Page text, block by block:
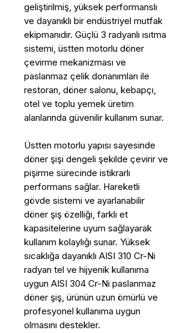
geliştirilmiş, yüksek performanslı
ve dayanıklı bir endüstriyel mutfak
ekipmanıdır. Güçlü 3 radyanlı ısıtma
sistemi, üstten motorlu döner
çevirme mekanizması ve
paslanmaz çelik donanımları ile
restoran, döner salonu, kebapçı,
otel ve toplu yemek üretim
alanlarında güvenilir kullanım sunar.
Üstten motorlu yapısı sayesinde
döner şişi dengeli şekilde çevirir ve
pişirme sürecinde istikrarlı
performans sağlar. Hareketli
gövde sistemi ve ayarlanabilir
döner şiş özelliği, farklı et
kapasitelerine uyum sağlayarak
kullanım kolaylığı sunar. Yüksek
sıcaklığa dayanıklı AISI 310 Cr-Ni
radyan tel ve hijyenik kullanıma
uygun AISI 304 Cr-Ni paslanmaz
döner şiş, ürünün uzun ömürlü ve
profesyonel kullanıma uygun
olmasını destekler.